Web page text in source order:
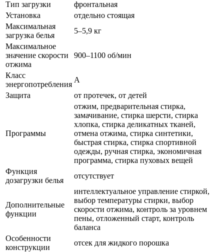
Тип загрузки
фронтальная
Установка
отдельно стоящая
Максимальная
загрузка белья
5–5,9 кг
Максимальное
значение скорости
отжима
900–1100 об/мин
Класс
энергопотребления
A
Защита
от протечек, от детей
Программы
отжим, предварительная стирка,
замачивание, стирка шерсти, стирка
хлопка, стирка деликатных тканей,
отмена отжима, стирка синтетики,
быстрая стирка, стирка спортивной
одежды, ручная стирка, экономичная
программа, стирка пуховых вещей
Функция
дозагрузки белья
отсутствует
Дополнительные
функции
интеллектуальное управление стиркой,
выбор температуры стирки, выбор
скорости отжима, контроль за уровнем
пены, отложенный старт, контроль
баланса
Особенности
конструкции
отсек для жидкого порошка